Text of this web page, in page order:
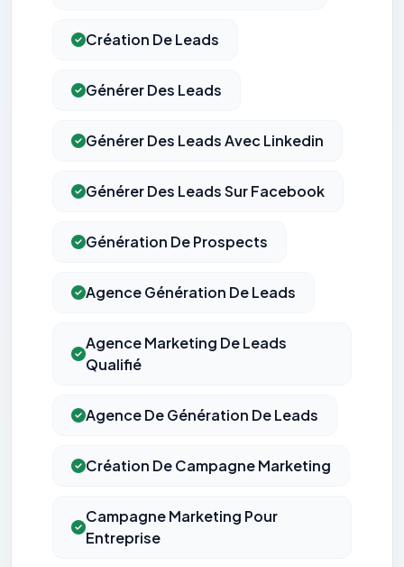
Création De Leads
Générer Des Leads
Générer Des Leads Avec Linkedin
Générer Des Leads Sur Facebook
Génération De Prospects
Agence Génération De Leads
Agence Marketing De Leads
Qualifié
Agence De Génération De Leads
Création De Campagne Marketing
Campagne Marketing Pour
Entreprise